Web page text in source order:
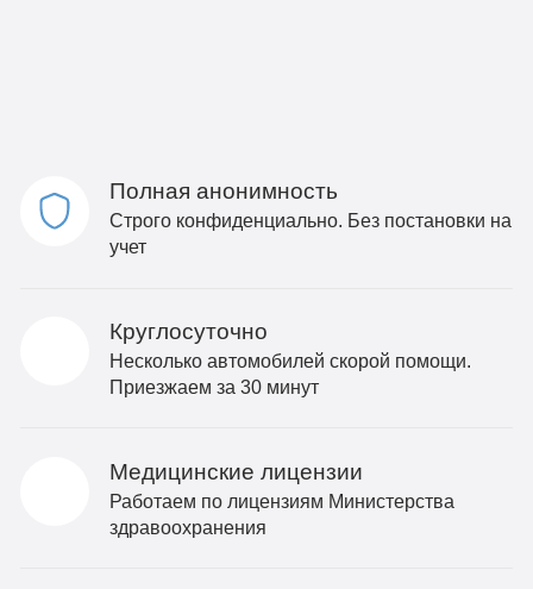
Полная анонимность
Строго конфиденциально. Без постановки на
учет
Круглосуточно
Несколько автомобилей скорой помощи.
Приезжаем за 30 минут
Медицинские лицензии
Работаем по лицензиям Министерства
здравоохранения